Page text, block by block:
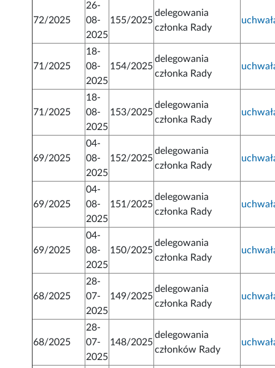
72/2025
26-
08-
2025
155/2025
delegowania
członka Rady
71/2025
18-
08-
2025
154/2025
delegowania
członka Rady
71/2025
18-
08-
2025
153/2025
delegowania
członka Rady
69/2025
04-
08-
2025
152/2025
delegowania
członka Rady
69/2025
04-
08-
2025
151/2025
delegowania
członka Rady
69/2025
04-
08-
2025
150/2025
delegowania
członka Rady
68/2025
28-
07-
2025
149/2025
delegowania
członka Rady
68/2025
28-
07-
2025
148/2025
delegowania
członków Rady